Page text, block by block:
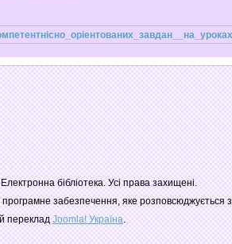
бібліотека. Усі права захищені.
забезпечення, яке розповсюджується
перекладJoomla! Україна.